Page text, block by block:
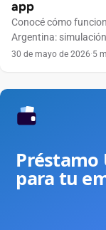
app
Conocé cómo
Argentina:
celular, sin
30 de mayo de 2026·5